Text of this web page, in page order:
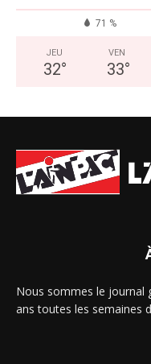
71 %
JEU
32°
VEN
33°
Nous sommes le journal
ans toutes les semaines